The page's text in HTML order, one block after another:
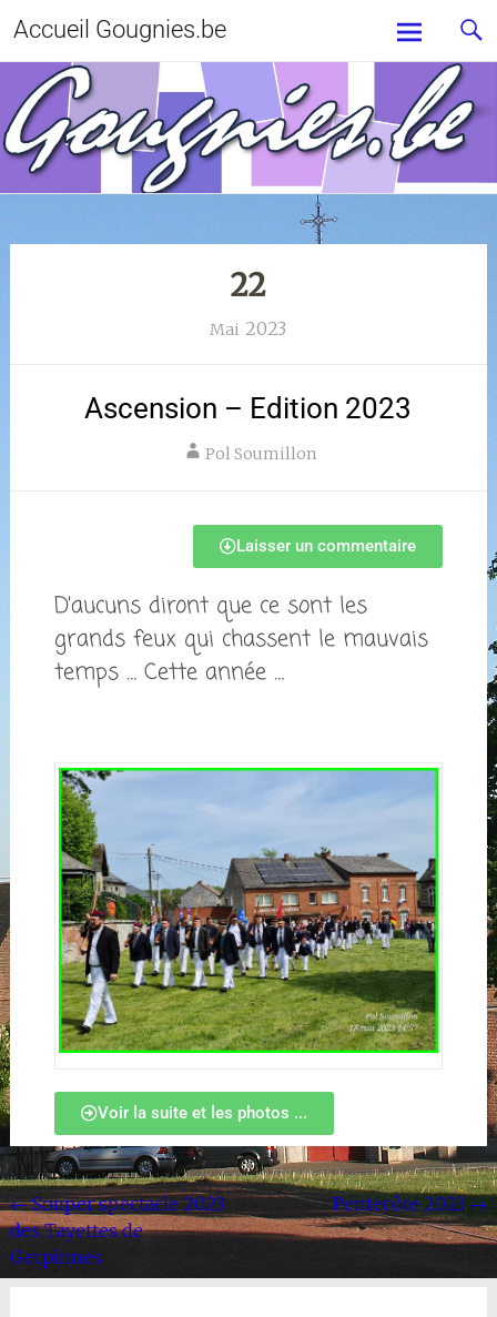
Accueil Gougnies.be
22
Mai 2023
Ascension – Edition 2023
Pol Soumillon
Laisser un commentaire
D’aucuns diront que ce sont les
grands feux qui chassent le mauvais
temps … Cette année …
Voir la suite et les photos ...
←Souper spectacle 2023
des Tayettes de
Gerpinnes
Pentecôte 2023 →